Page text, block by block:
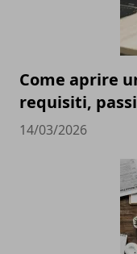
Come aprire
requisiti,
14/03/2026